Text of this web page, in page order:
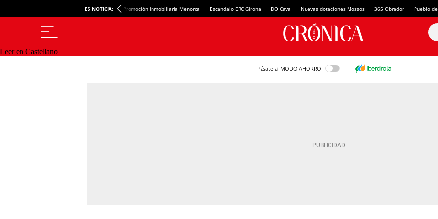
ES NOTICIA: Promoción inmobiliaria Menorca Escándalo ERC Girona DO Cava Nuevas dotaciones Mossos 365 Obrador Pueblo
Leer en Castellano
Pásate al MODO AHORRO